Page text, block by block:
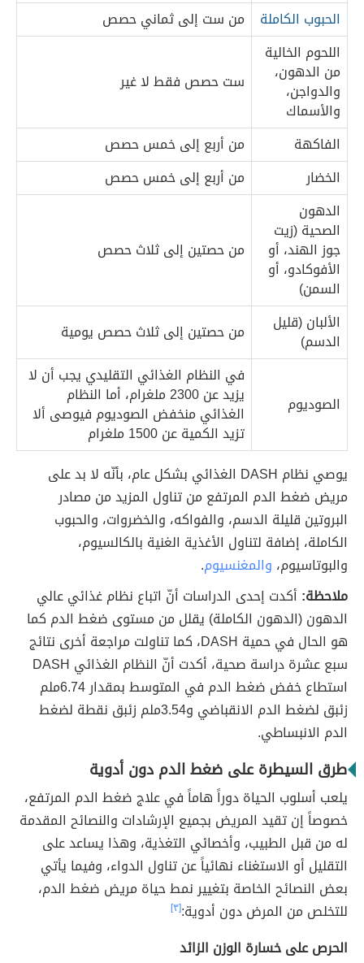
الحبوب الكاملة
من ست إلى ثماني حصص
اللحوم الخالية
من الدهون،
والدواجن،
والأسماك
ست حصص فقط لا غير
الفاكهة
من أربع إلى خمس حصص
الخضار
من أربع إلى خمس حصص
الدهون
الصحية (زيت
جوز الهند، أو
الأفوكادو، أو
السمن)
من حصتين إلى ثلاث حصص
الألبان (قليل
الدسم) من حصتين إلى ثلاث حصص يومية
الصوديوم
في النظام الغذائي التقليدي يجب أن لا
يزيد عن 2300 ملغرام، أما النظام
الغذائي منخفض الصوديوم فيوصى ألا
تزيد الكمية عن 1500 ملغرام
يوصي نظام DASH الغذائي بشكل عام، بأنّه لا بد على
مريض ضغط الدم المرتفع من تناول المزيد من مصادر
البروتين قليلة الدسم، والفواكه، والخضروات، والحبوب
الكاملة، إضافة لتناول الأغذية الغنية بالكالسيوم،
والبوتاسيوم، والمغنسيوم.
ملاحظة: أكدت إحدى الدراسات أنّ اتباع نظام غذائي عالي
الدهون (الدهون الكاملة) يقلل من مستوى ضغط الدم كما
هو الحال في حمية DASH، كما تناولت مراجعة أخرى نتائج
سبع عشرة دراسة صحية، أكدت أنّ النظام الغذائي DASH
استطاع خفض ضغط الدم في المتوسط ​​بمقدار 6.74ملم
زئبق لضغط الدم الانقباضي و3.54ملم زئبق نقطة لضغط
الدم الانبساطي.
طرق السيطرة على ضغط الدم دون أدوية
يلعب أسلوب الحياة دوراً هاماً في علاج ضغط الدم المرتفع،
خصوصاً إن تقيد المريض بجميع الإرشادات والنصائح المقدمة
له من قبل الطبيب، وأخصائي التغذية، وهذا يساعد على
التقليل أو الاستغناء نهائياً عن تناول الدواء، وفيما يأتي
بعض النصائح الخاصة بتغيير نمط حياة مريض ضغط الدم،
للتخلص من المرض دون أدوية:[٣]
الحرص على خسارة الوزن الزائد